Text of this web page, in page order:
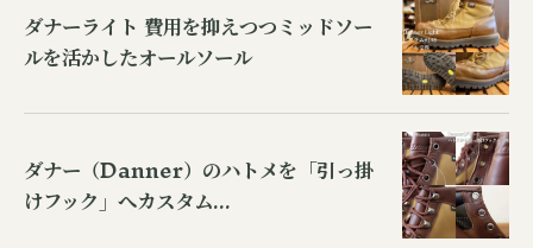
ダナーライト 費用を抑えつつミッドソー
ルを活かしたオールソール
ダナー（Danner）のハトメを「引っ掛
けフック」へカスタム...